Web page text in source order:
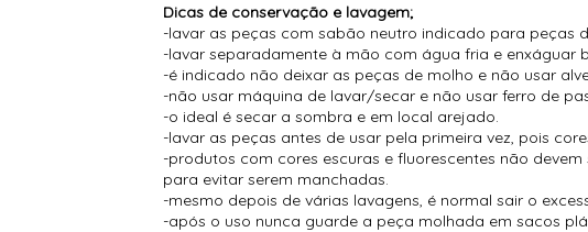
Dicas de conservação e lavagem;
-lavar as peças com sabão neutro indicado para peças
-lavar separadamente à mão com água fria e enxáguar
-é indicado não deixar as peças de molho e não usar
-não usar máquina de lavar/secar e não usar ferro de
-o ideal é secar a sombra e em local arejado.
-lavar as peças antes de usar pela primeira vez, pois
-produtos com cores escuras e fluorescentes não
para evitar serem manchadas.
-mesmo depois de várias lavagens, é normal sair o
-após o uso nunca guarde a peça molhada em sacos